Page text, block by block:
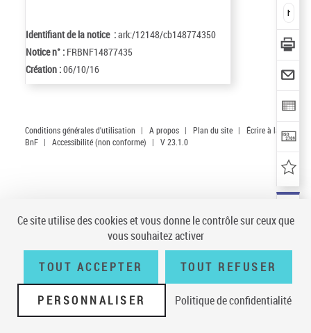
Identifiant de la notice :ark:/12148/cb148774350
Notice n° : FRBNF14877435
Création :06/10/16
Conditions générales d'utilisation | A propos | Plan du site |
Écrire à la
BnF | Accessibilité (non conforme) | V 23.1.0
Ce site utilise des cookies et vous donne le contrôle sur ceux que
vous souhaitez activer
TOUT ACCEPTER TOUT REFUSER
PERSONNALISER Politique de confidentialité